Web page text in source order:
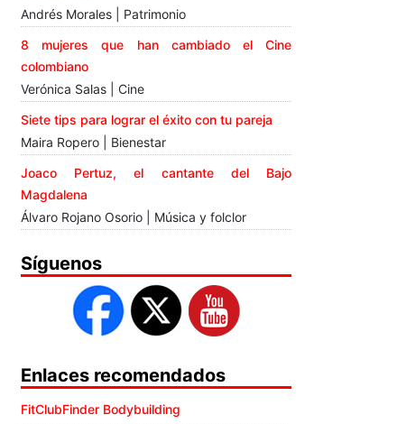
Andrés Morales | Patrimonio
8 mujeres que han cambiado el Cine
colombiano
Verónica Salas | Cine
Siete tips para lograr el éxito con tu pareja
Maira Ropero | Bienestar
Joaco Pertuz, el cantante del Bajo
Magdalena
Álvaro Rojano Osorio | Música y folclor
Síguenos
Enlaces recomendados
FitClubFinder Bodybuilding